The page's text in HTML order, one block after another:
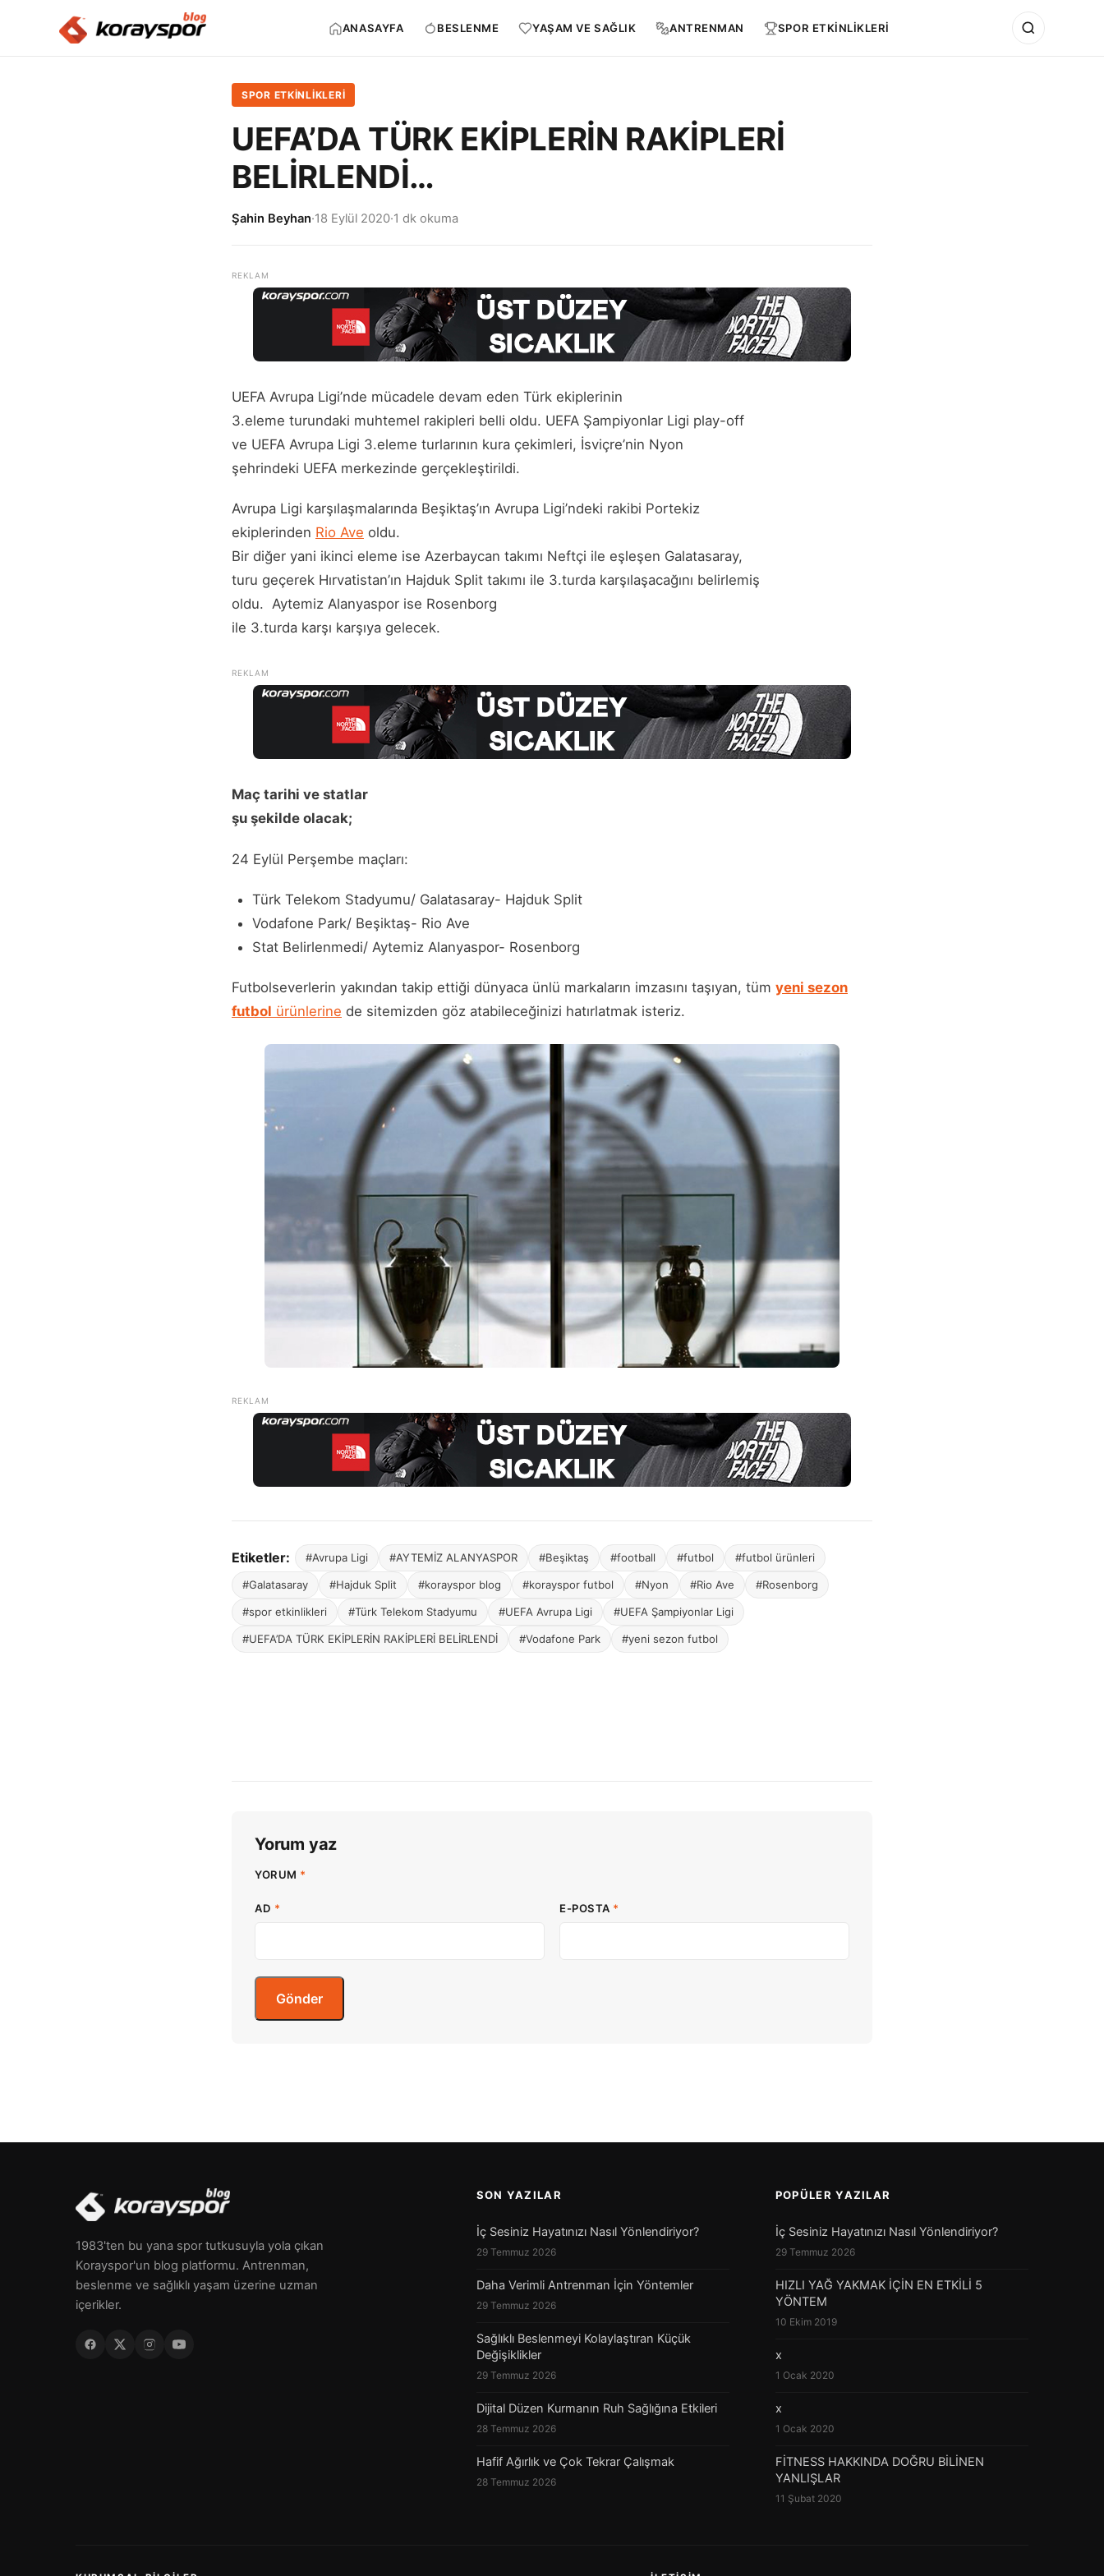
ANASAYFA BESLENME YAŞAM VE SAĞLIK ANTRENMAN SPOR ETKİNLİKLERİ
SPOR ETKİNLİKLERİ
UEFA’DA TÜRK EKİPLERİN RAKİPLERİ
BELİRLENDİ…
Şahin Beyhan·18 Eylül 2020·1 dk okuma
UEFA Avrupa Ligi’nde mücadele devam eden Türk ekiplerinin
3.eleme turundaki muhtemel rakipleri belli oldu. UEFA Şampiyonlar Ligi play-off
ve UEFA Avrupa Ligi 3.eleme turlarının kura çekimleri, İsviçre’nin Nyon
şehrindeki UEFA merkezinde gerçekleştirildi.
Avrupa Ligi karşılaşmalarında Beşiktaş’ın Avrupa Ligi’ndeki rakibi Portekiz
ekiplerinden Rio Ave oldu.
Bir diğer yani ikinci eleme ise Azerbaycan takımı Neftçi ile eşleşen Galatasaray,
turu geçerek Hırvatistan’ın Hajduk Split takımı ile 3.turda karşılaşacağını belirlemiş
oldu. Aytemiz Alanyaspor ise Rosenborg
ile 3.turda karşı karşıya gelecek.
Maç tarihi ve statlar
şu şekilde olacak;
24 Eylül Perşembe maçları:
Türk Telekom Stadyumu/ Galatasaray- Hajduk Split
Vodafone Park/ Beşiktaş- Rio Ave
Stat Belirlenmedi/ Aytemiz Alanyaspor- Rosenborg
Futbolseverlerin yakından takip ettiği dünyaca ünlü markaların imzasını taşıyan, tüm yeni sezon
futbol ürünlerine de sitemizden göz atabileceğinizi hatırlatmak isteriz.
Etiketler: #Avrupa Ligi #AYTEMİZ ALANYASPOR #Beşiktaş #football #futbol #futbol ürünleri
#Galatasaray #Hajduk Split #korayspor blog #korayspor futbol #Nyon #Rio Ave #Rosenborg
#spor etkinlikleri #Türk Telekom Stadyumu #UEFA Avrupa Ligi #UEFA Şampiyonlar Ligi
#UEFA’DA TÜRK EKİPLERİN RAKİPLERİ BELİRLENDİ #Vodafone Park #yeni sezon futbol
Yorum yaz
YORUM *
AD * E-POSTA *
1983'ten bu yana spor tutkusuyla yola çıkan
Korayspor'un blog platformu. Antrenman,
beslenme ve sağlıklı yaşam üzerine uzman
içerikler.
SON YAZILAR
İç Sesiniz Hayatınızı Nasıl Yönlendiriyor?
29 Temmuz 2026
Daha Verimli Antrenman İçin Yöntemler
29 Temmuz 2026
Sağlıklı Beslenmeyi Kolaylaştıran Küçük
Değişiklikler
29 Temmuz 2026
Dijital Düzen Kurmanın Ruh Sağlığına Etkileri
28 Temmuz 2026
Hafif Ağırlık ve Çok Tekrar Çalışmak
28 Temmuz 2026
POPÜLER YAZILAR
İç Sesiniz Hayatınızı Nasıl Yönlendiriyor?
29 Temmuz 2026
HIZLI YAĞ YAKMAK İÇİN EN ETKİLİ 5
YÖNTEM
10 Ekim 2019
x
1 Ocak 2020
x
1 Ocak 2020
FİTNESS HAKKINDA DOĞRU BİLİNEN
YANLIŞLAR
11 Şubat 2020